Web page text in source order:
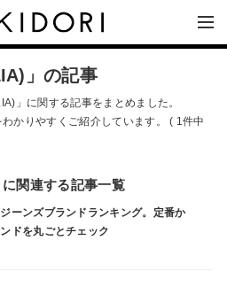
」の記事
」に関する記事をまとめました。
かりやすくご紹介しています。 ( 1件中
関連する記事一覧
ーンズブランドランキング。定番か
ドを丸ごとチェック